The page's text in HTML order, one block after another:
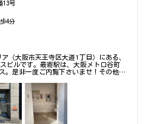
13号
4分
（大阪市天王寺区大道1丁目）にある、
ビルです。最寄駅は、大阪メトロ谷町
是非一度ご内覧下さいませ！その他、